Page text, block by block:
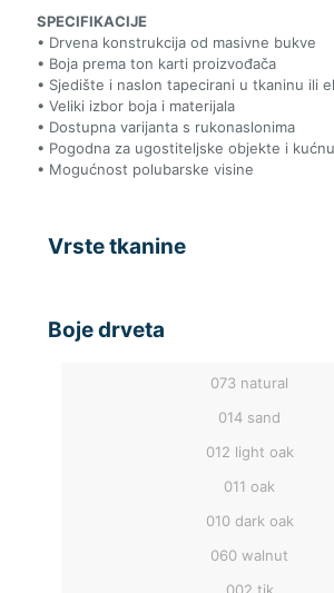
SPECIFIKACIJE
• Drvena konstrukcija od masivne bukve
• Boja prema ton karti proizvođača
• Sjedište i naslon tapecirani u tkaninu ili
• Veliki izbor boja i materijala
• Dostupna varijanta s rukonaslonima
• Pogodna za ugostiteljske objekte i
• Mogućnost polubarske visine
Vrste tkanine
Boje drveta
073 natural
014 sand
012 light oak
011 oak
010 dark oak
060 walnut